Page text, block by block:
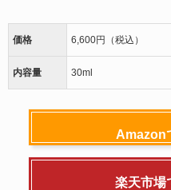
価格 6,600円（税込）
内容量 30ml
Amazon
楽天市場